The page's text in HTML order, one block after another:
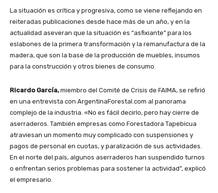
La situación es crítica y progresiva, como se viene reflejando en
reiteradas publicaciones desde hace más de un año, y en la
actualidad aseveran que la situación es “asfixiante” para los
eslabones de la primera transformación y la remanufactura de la
madera, que son la base de la producción de muebles, insumos
para la construcción y otros bienes de consumo.
Ricardo García,miembro del Comité de Crisis de FAIMA, se refirió
en una entrevista con ArgentinaForestal.com al panorama
complejo de la industria. «No es fácil decirlo, pero hay cierre de
aserraderos. También empresas como Forestadora Tapebicua
atraviesan un momento muy complicado con suspensiones y
pagos de personal en cuotas, y paralización de sus actividades.
En el norte del país, algunos aserraderos han suspendido turnos
o enfrentan serios problemas para sostener la actividad”, explicó
el empresario.